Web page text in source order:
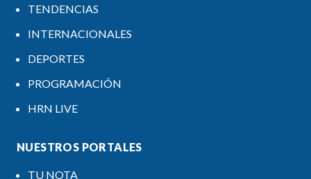
TENDENCIAS
INTERNACIONALES
DEPORTES
PROGRAMACIÓN
HRN LIVE
NUESTROS PORTALES
TU NOTA